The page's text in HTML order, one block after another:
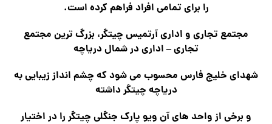
را برای تمامی افراد فراهم کرده است.
مجتمع تجاری و اداری آرتمیس چیتگر، بزرگ ترین مجتمع
تجاری – اداری در شمال دریاچه
شهدای خلیج فارس محسوب می شود که چشم انداز زیبایی به
دریاچه چیتگر داشته
و برخی از واحد های آن ویو پارک جنگلی چیتگر را در اختیار